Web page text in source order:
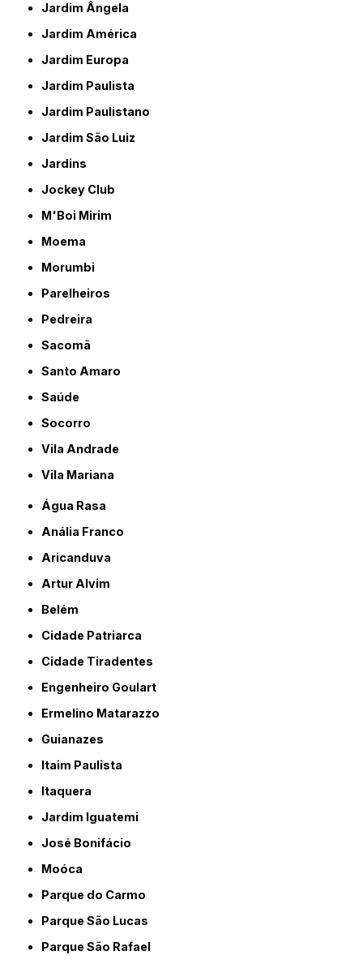
Jardim Ângela
Jardim América
Jardim Europa
Jardim Paulista
Jardim Paulistano
Jardim São Luiz
Jardins
Jockey Club
M'Boi Mirim
Moema
Morumbi
Parelheiros
Pedreira
Sacomã
Santo Amaro
Saúde
Socorro
Vila Andrade
Vila Mariana
Água Rasa
Anália Franco
Aricanduva
Artur Alvim
Belém
Cidade Patriarca
Cidade Tiradentes
Engenheiro Goulart
Ermelino Matarazzo
Guianazes
Itaim Paulista
Itaquera
Jardim Iguatemi
José Bonifácio
Moóca
Parque do Carmo
Parque São Lucas
Parque São Rafael